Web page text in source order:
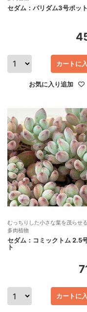
セダム：パリダム3号ポット
お気に入り追加
カートに
むっちりした小さな葉を茂らせ
多肉植物
セダム：コミックトム 2.5
ト
カートに